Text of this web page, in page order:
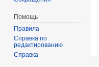
Помощь
Правила
Справка по
редактированию
Справка